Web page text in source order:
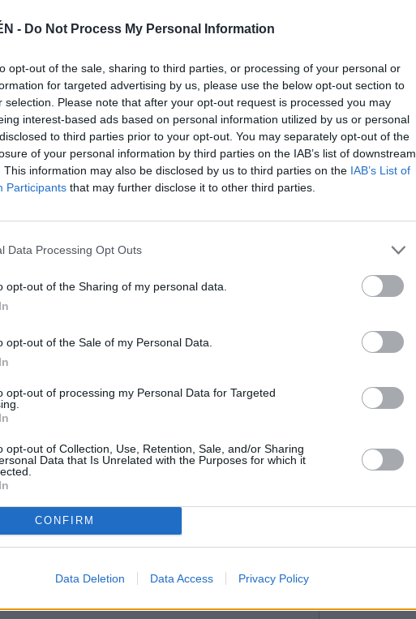
- Do Not Process My Personal Information
opt-out of the sale, sharing to third parties, or processing of your personal or
for targeted advertising by us, please use the below opt-out section to
selection. Please note that after your opt-out request is processed you may
interest-based ads based on personal information utilized by us or personal
to third parties prior to your opt-out. You may separately opt-out of the
of your personal information by third parties on the IAB’s list of downstream
This information may also be disclosed by us to third parties on the IAB’s List of
Participants that may further disclose it to other third parties.
Data Processing Opt Outs
opt-out of the Sharing of my personal data.
opt-out of the Sale of my Personal Data.
opt-out of processing my Personal Data for Targeted
opt-out of Collection, Use, Retention, Sale, and/or Sharing
Data that Is Unrelated with the Purposes for which it
CONFIRM
Data Deletion Data Access Privacy Policy
diseñadores de la comarca, con sus
y Pablo Tito, que presentaron sus nuevas
diseñadora de Baeza, y Te Toka Tokados.
la calle Mesones, que se convirtió en una
Virgina Ruiz, explicó: “la actividad comercial
vinculadas, y hemos de aprovechar
apoyar y plantear nuevas estrategias que pongan
se apuesta por desarrollar acciones de
añadidos a la oferta comercial existente, igual
actividades como el salón de citas sociales
cofrade de la ciudad “Úbeda Sacra”, prevista para
estuvo compuesto por Peluquerías Mana´s, Más
se encargaron de la preparación de casi un
la pasarela. Para una ocasión tan especial, los
invitaciones para las trescientas localidades a